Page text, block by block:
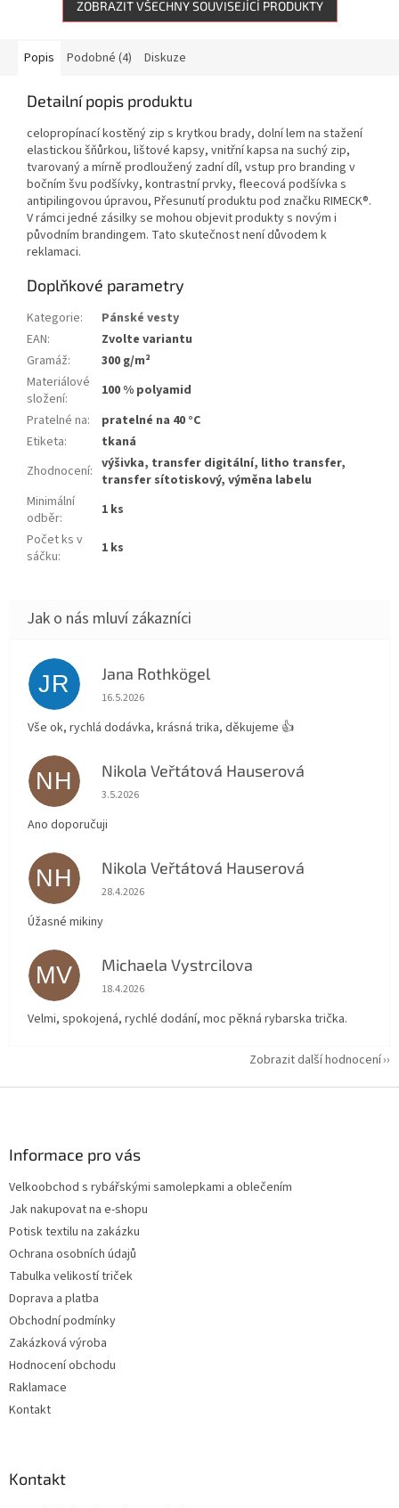
ZOBRAZIT VŠECHNY SOUVISEJÍCÍ PRODUKTY
Popis Podobné (4) Diskuze
Detailní popis produktu
celopropínací kostěný zip s krytkou brady, dolní lem na stažení
elastickou šňůrkou, lištové kapsy, vnitřní kapsa na suchý zip,
tvarovaný a mírně prodloužený zadní díl, vstup pro branding v
bočním švu podšívky, kontrastní prvky, fleecová podšívka s
antipilingovou úpravou, Přesunutí produktu pod značku RIMECK®.
V rámci jedné zásilky se mohou objevit produkty s novým i
původním brandingem. Tato skutečnost není důvodem k
reklamaci.
Doplňkové parametry
Kategorie:
Pánské vesty
EAN:
Zvolte variantu
Gramáž:
300 g/m²
Materiálové
složení:
100 % polyamid
Pratelné na:
pratelné na 40 °C
Etiketa:
tkaná
Zhodnocení: výšivka, transfer digitální, litho transfer,
transfer sítotiskový, výměna labelu
Minimální
odběr:
1 ks
Počet ks v
sáčku: 1 ks
JR Jana Rothkögel
Hodnocení obchodu je 5 z 5 hvězdiček.
16.5.2026
Vše ok, rychlá dodávka, krásná trika, děkujeme 👍
NH Nikola Veřtátová Hauserová
Hodnocení obchodu je 5 z 5 hvězdiček.
3.5.2026
Ano doporučuji
NH Nikola Veřtátová Hauserová
Hodnocení obchodu je 5 z 5 hvězdiček.
28.4.2026
Úžasné mikiny
MV Michaela Vystrcilova
Hodnocení obchodu je 5 z 5 hvězdiček.
18.4.2026
Velmi, spokojená, rychlé dodání, moc pěkná rybarska trička.
Zobrazit další hodnocení
Informace pro vás
Velkoobchod s rybářskými samolepkami a oblečením
Jak nakupovat na e-shopu
Potisk textilu na zakázku
Ochrana osobních údajů
Tabulka velikostí triček
Doprava a platba
Obchodní podmínky
Zakázková výroba
Hodnocení obchodu
Raklamace
Kontakt
Kontakt